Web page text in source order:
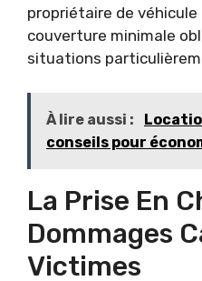
propriétaire de véhicule
couverture minimale
situations
À lire aussi :
conseils pour
La Prise En
Dommages
Victimes